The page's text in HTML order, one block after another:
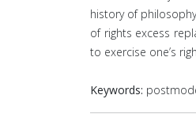
history of
of rights excess
to exercise one’s
Keywords: